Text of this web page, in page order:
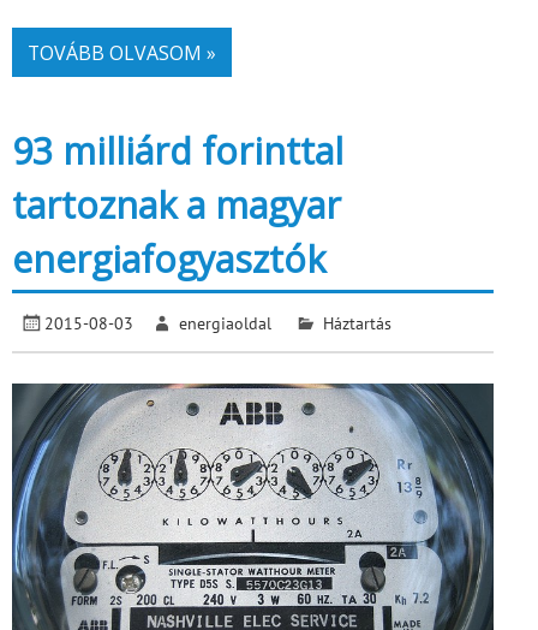
TOVÁBB OLVASOM »
93 milliárd forinttal
tartoznak a magyar
energiafogyasztók
2015-08-03 energiaoldal Háztartás